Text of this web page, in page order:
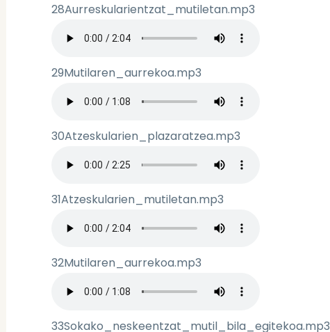
28Aurreskularientzat_mutiletan.mp3
29Mutilaren_aurrekoa.mp3
30Atzeskularien_plazaratzea.mp3
31Atzeskularien_mutiletan.mp3
32Mutilaren_aurrekoa.mp3
33Sokako_neskeentzat_mutil_bila_egitekoa.mp3